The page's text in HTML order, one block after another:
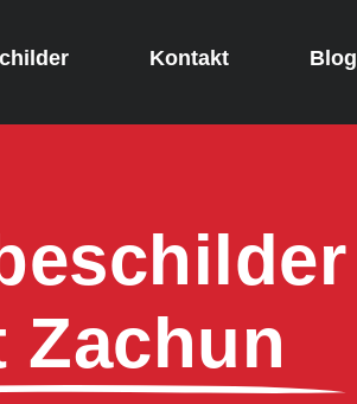
Kontakt Blog
Zachun